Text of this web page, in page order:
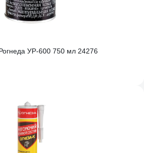
УР-600 750 мл 24276